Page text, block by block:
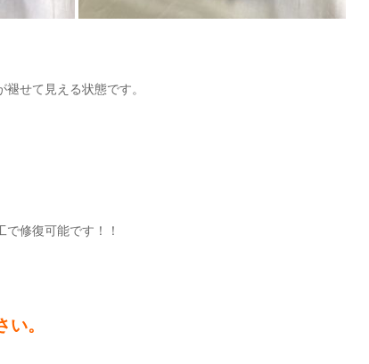
せて見える状態です。
修復可能です！！
。